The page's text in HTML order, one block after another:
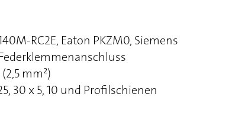
RC2E, Eaton PKZM0, Siemens
mm²)
30 x 5, 10 und Profilschienen